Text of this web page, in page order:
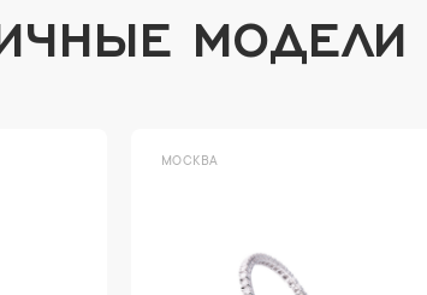
МОДЕЛИ
МОСКВА